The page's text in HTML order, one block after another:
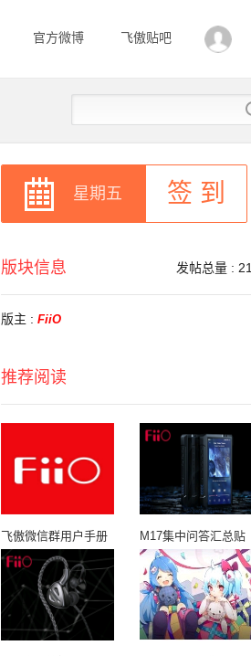
官方微博 飞傲贴吧
星期五 签 到
版块信息 发帖总量 : 21
版主 : FiiO
推荐阅读
飞傲微信群用户手册 M17集中问答汇总贴